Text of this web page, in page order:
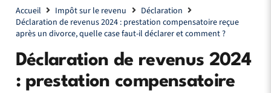
Accueil Impôt sur le revenu
Déclaration
Déclaration de revenus 2024 : prestation compensatoire reçue
après un divorce, quelle case faut-il déclarer et comment ?
Déclaration de revenus 2024
: prestation compensatoire